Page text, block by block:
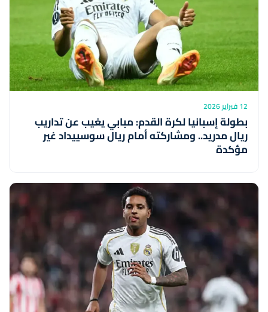
12 فبراير 2026
بطولة إسبانيا لكرة القدم: مبابي يغيب عن تداريب
ريال مدريد.. ومشاركته أمام ريال سوسييداد غير
مؤكدة